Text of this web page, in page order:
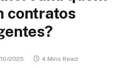
contratos
2025 4 Mins Read